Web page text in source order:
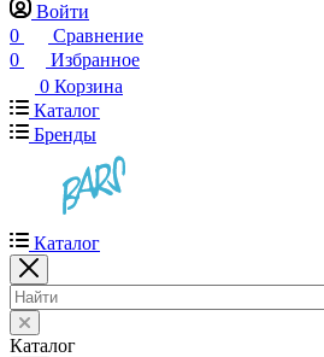
Войти
0
Сравнение
0
Избранное
0 Корзина
Каталог
Бренды
Каталог
Каталог